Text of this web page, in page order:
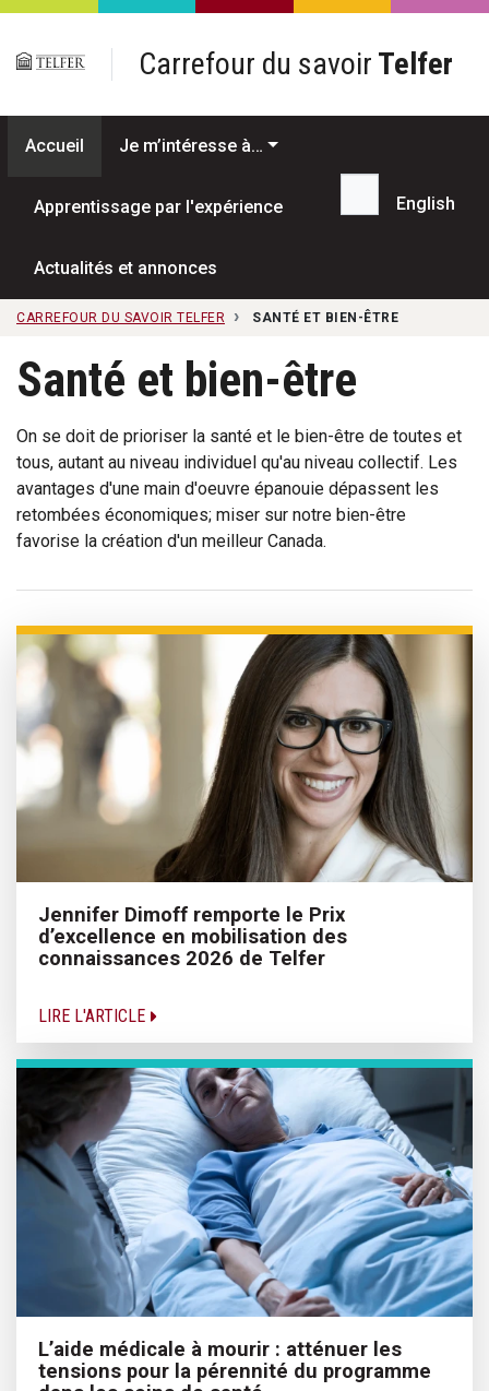
Passer au contenu principal
Carrefour du savoir Telfer
Accueil Je m’intéresse à…
Apprentissage par l'expérience
Actualités et annonces
Recherche...
English
CARREFOUR DU SAVOIR TELFER SANTÉ ET BIEN-ÊTRE
Santé et bien-être
On se doit de prioriser la santé et le bien-être de toutes et
tous, autant au niveau individuel qu'au niveau collectif. Les
avantages d'une main d'oeuvre épanouie dépassent les
retombées économiques; miser sur notre bien-être
favorise la création d'un meilleur Canada.
Jennifer Dimoff remporte le Prix
d’excellence en mobilisation des
connaissances 2026 de Telfer
LIRE L'ARTICLE
L’aide médicale à mourir : atténuer les
tensions pour la pérennité du programme